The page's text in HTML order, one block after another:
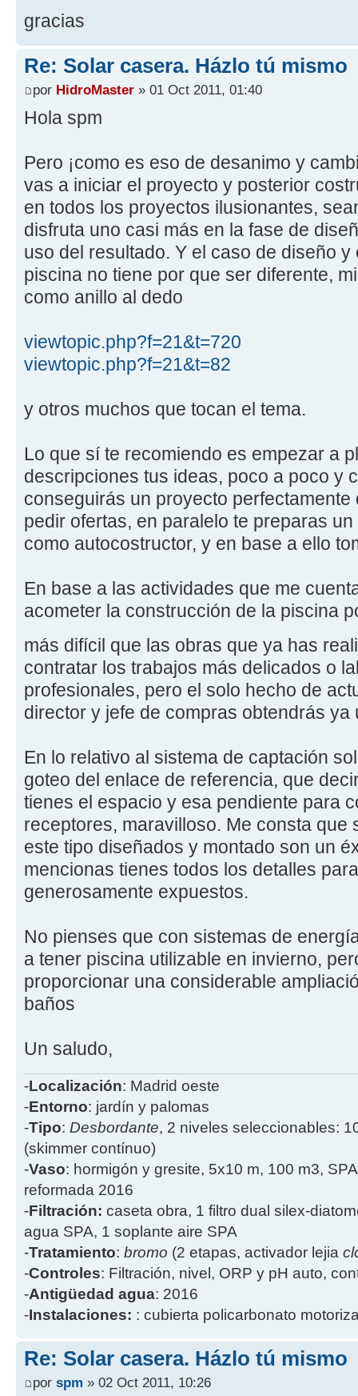
gracias
Re: Solar casera. Házlo tú mismo
por HidroMaster » 01 Oct 2011, 01:40
Hola spm
Pero ¡como es eso de desanimo y
vas a iniciar el proyecto y posterior
en todos los proyectos ilusionantes,
disfruta uno casi más en la fase de
uso del resultado. Y el caso de diseño
piscina no tiene por que ser diferente,
como anillo al dedo
viewtopic.php?f=21&t=720
viewtopic.php?f=21&t=82
y otros muchos que tocan el tema.
Lo que sí te recomiendo es empezar a
descripciones tus ideas, poco a poco y
conseguirás un proyecto
pedir ofertas, en paralelo te preparas
como autocostructor, y en base a ello
En base a las actividades que me
acometer la construcción de la piscina
más difícil que las obras que ya has
contratar los trabajos más delicados o
profesionales, pero el solo hecho de
director y jefe de compras obtendrás
En lo relativo al sistema de captación
goteo del enlace de referencia, que
tienes el espacio y esa pendiente para
receptores, maravilloso. Me consta que
este tipo diseñados y montado son un
mencionas tienes todos los detalles
generosamente expuestos.
No pienses que con sistemas de
a tener piscina utilizable en invierno,
proporcionar una considerable
baños
Un saludo,
-Localización: Madrid oeste
-Entorno: jardín y palomas
-Tipo: Desbordante, 2 niveles seleccionables:
(skimmer contínuo)
-Vaso: hormigón y gresite, 5x10 m, 100 m3,
reformada 2016
-Filtración: caseta obra, 1 filtro dual silex-
agua SPA, 1 soplante aire SPA
-Tratamiento: bromo (2 etapas, activador lejia
-Controles: Filtración, nivel, ORP y pH auto,
-Antigüedad agua: 2016
-Instalaciones: : cubierta policarbonato
Re: Solar casera. Házlo tú mismo
por spm » 02 Oct 2011, 10:26